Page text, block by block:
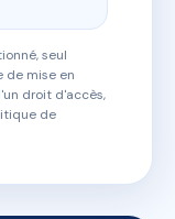
seul
de mise en
droit d'accès,
de